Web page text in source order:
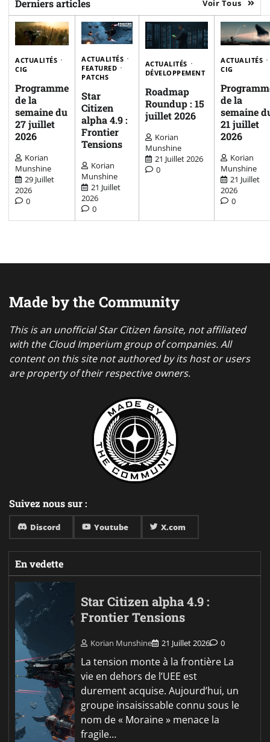
Derniers articles Voir Tous
ACTUALITÉS
CIG
Programme
de la
semaine du
27 juillet
2026
Korian
Munshine
29 Juillet
2026
0
ACTUALITÉS
FEATURED
PATCHS
Star
Citizen
alpha 4.9 :
Frontier
Tensions
Korian
Munshine
21 Juillet
2026
0
ACTUALITÉS
DÉVELOPPEMENT
Roadmap
Roundup : 15
juillet 2026
Korian
Munshine
21 Juillet 2026
0
ACTUALITÉS
CIG
de la
semaine
21 juillet
2026
Korian
Munshine
21 Juillet
2026
0
Made by the Community
This is an unofficial Star Citizen fansite, not affiliated
with the Cloud Imperium group of companies. All
content on this site not authored by its host or users
are property of their respective owners.
Suivez nous sur :
Discord Youtube X.com
En vedette
Star Citizen alpha 4.9 :
Frontier Tensions
Korian Munshine 21 Juillet 2026 0
La tension monte à la frontière La
vie en dehors de l’UEE est
durement acquise. Aujourd’hui, un
groupe insaisissable connu sous le
nom de « Moraine » menace la
fragile…